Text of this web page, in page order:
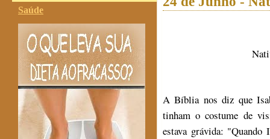
Saúde
A Bíblia nos diz que
tinham o costume de
estava grávida: "Quando